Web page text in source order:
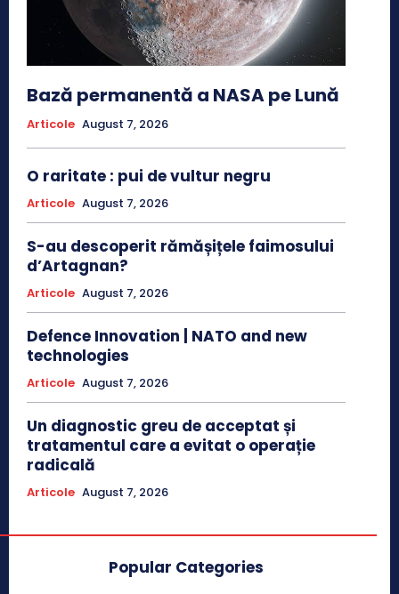
Bază permanentă a NASA pe Lună
Articole August 7, 2026
O raritate : pui de vultur negru
Articole August 7, 2026
S-au descoperit rămășițele faimosului
d’Artagnan?
Articole August 7, 2026
Defence Innovation | NATO and new
technologies
Articole August 7, 2026
Un diagnostic greu de acceptat și
tratamentul care a evitat o operație
radicală
Articole August 7, 2026
Popular Categories